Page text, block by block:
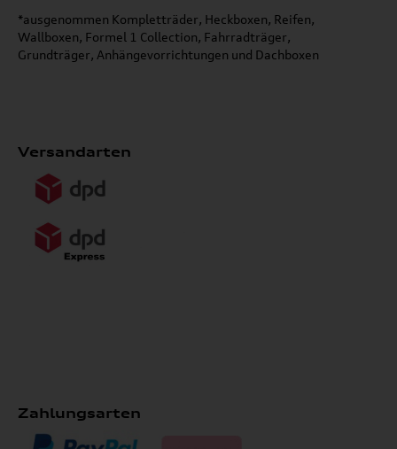
*ausgenommen Kompletträder, Heckboxen, Reifen,
Wallboxen, Formel 1 Collection, Fahrradträger,
Grundträger, Anhängevorrichtungen und Dachboxen
Versandarten
Zahlungsarten